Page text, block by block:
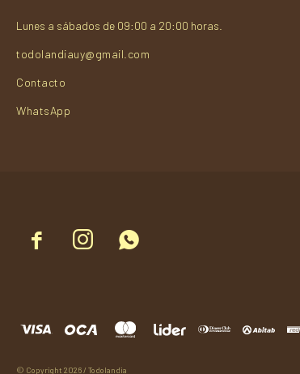
  
Lunes a sábados de 09:00 a 20:00 horas.
todolandiauy@gmail.com
Contacto
WhatsApp
© Copyright 2026 / Todolandia